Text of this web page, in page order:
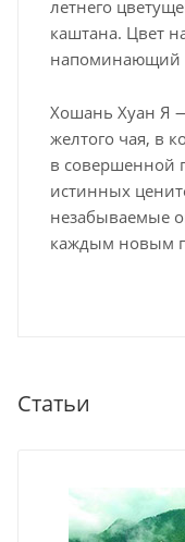
летнего
каштана. Цвет
напоминающий
Хошань Хуан Я
желтого чая, в
в совершенной
истинных
незабываемые
каждым новым
Статьи